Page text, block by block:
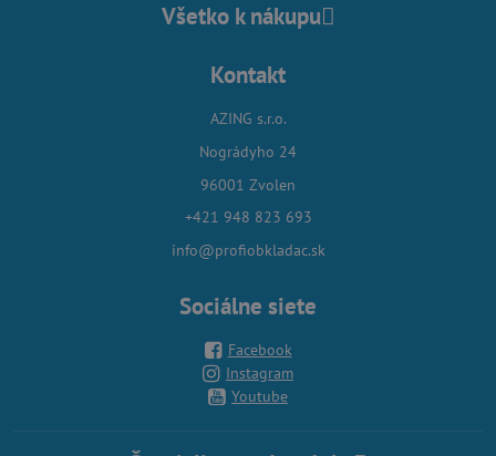
Všetko k nákupu
Kontakt
AZING s.r.o.
Nográdyho 24
96001 Zvolen
+421 948 823 693
info@profiobkladac.sk
Sociálne siete
Facebook
Instagram
Youtube